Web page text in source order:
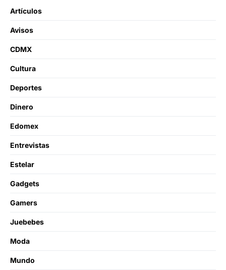
Artículos
Avisos
CDMX
Cultura
Deportes
Dinero
Edomex
Entrevistas
Estelar
Gadgets
Gamers
Juebebes
Moda
Mundo